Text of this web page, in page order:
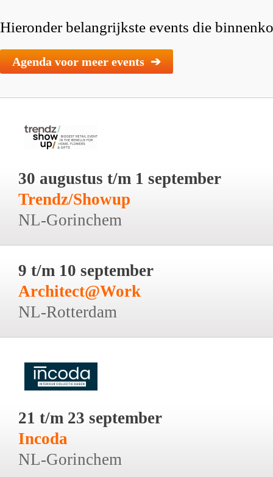
Hieronder belangrijkste events die
Agenda voor meer events ➔
30 augustus t/m 1 september
Trendz/Showup
NL-Gorinchem
9 t/m 10 september
Architect@Work
NL-Rotterdam
21 t/m 23 september
Incoda
NL-Gorinchem